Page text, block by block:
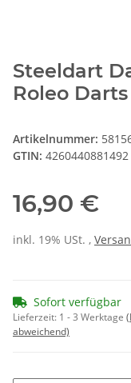
Steeldart
Roleo
Artikelnummer:
GTIN: 4260440881492
16,90 €
inkl. 19% USt. ,
Sofort verfügbar
Lieferzeit: 1 - 3 Werktage
abweichend)